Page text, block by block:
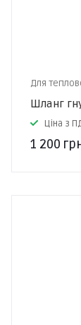
Для
Шланг
Ціна з
1 200